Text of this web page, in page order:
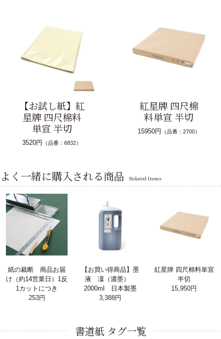
【お試し紙】紅
星牌 四尺棉料
単宣 半切
3520円 （品番：6832）
紅星牌 四尺棉
料単宣 半切
15950円 （品番：2700）
よく一緒に購入される商品 Related Items
紙の裁断 商品お届
け（約14営業日）1反
1カットにつき
253円
【お買い得商品】墨
液 凜（濃墨）
2000ml 日本製墨
3,388円
紅星牌 四尺棉料単宣
半切
15,950円
書道紙 タグ一覧